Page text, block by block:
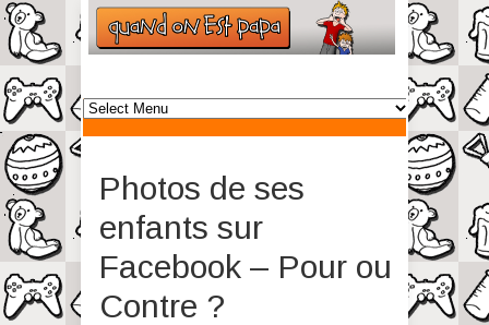
Photos de ses
enfants sur
Facebook – Pour ou
Contre ?